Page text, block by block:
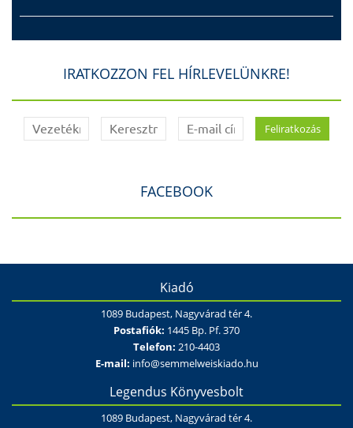
IRATKOZZON FEL HÍRLEVELÜNKRE!
FACEBOOK
Kiadó
1089 Budapest, Nagyvárad tér 4.
Postafiók: 1445 Bp. Pf. 370
Telefon: 210-4403
E-mail: info@semmelweiskiado.hu
Legendus Könyvesbolt
1089 Budapest, Nagyvárad tér 4.